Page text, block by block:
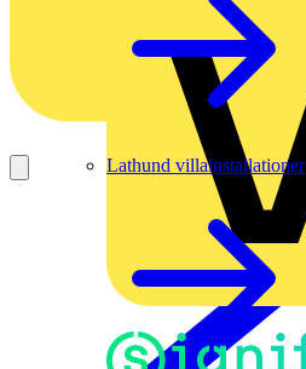
Lathund villainstallationer